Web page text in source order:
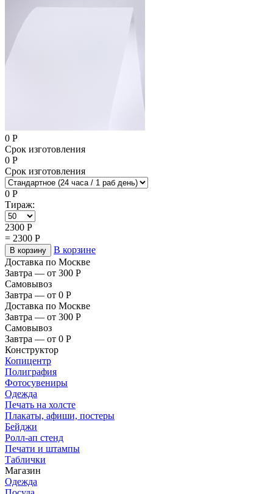
0 Р
Срок изготовления
0 Р
Срок изготовления
0 Р
Тираж:
2300 Р
= 2300 Р
В корзину
В корзине
Доставка по Москве
Завтра — от 300 Р
Самовывоз
Завтра — от 0 Р
Доставка по Москве
Завтра — от 300 Р
Самовывоз
Завтра — от 0 Р
Конструктор
Копицентр
Полиграфия
Фотосувениры
Одежда
Печать на холсте
Плакаты, афиши, постеры
Бейджи
Ролл-ап стенд
Печати и штампы
Таблички
Магазин
Одежда